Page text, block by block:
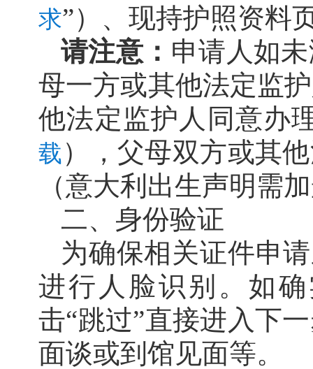
求”）、现持护照资料
请注意： 申请人如
母一方或其他法定监
他法定监护人同意办
载 ），父母双方或其
（意大利出生声明需
二、身份验证
为确保相关证件申
进行人脸识别。如
击“跳过”直接进入下
面谈或到馆见面等。